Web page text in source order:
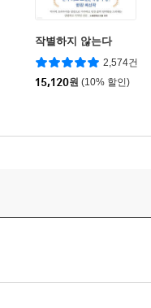
작별하지 않는다
2,574건
15,120원 (10% 할인)